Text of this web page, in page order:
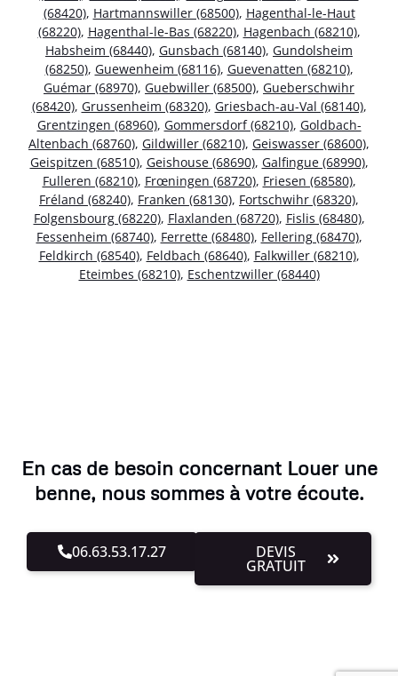
(68420), Hartmannswiller (68500), Hagenthal-le-Haut
(68220), Hagenthal-le-Bas (68220), Hagenbach (68210),
Habsheim (68440), Gunsbach (68140), Gundolsheim
(68250), Guewenheim (68116), Guevenatten (68210),
Guémar (68970), Guebwiller (68500), Gueberschwihr
(68420), Grussenheim (68320), Griesbach-au-Val (68140),
Grentzingen (68960), Gommersdorf (68210), Goldbach-
Altenbach (68760), Gildwiller (68210), Geiswasser (68600),
Geispitzen (68510), Geishouse (68690), Galfingue (68990),
Fulleren (68210), Frœningen (68720), Friesen (68580),
Fréland (68240), Franken (68130), Fortschwihr (68320),
Folgensbourg (68220), Flaxlanden (68720), Fislis (68480),
Fessenheim (68740), Ferrette (68480), Fellering (68470),
Feldkirch (68540), Feldbach (68640), Falkwiller (68210),
Eteimbes (68210), Eschentzwiller (68440)
En cas de besoin concernant Louer une
benne, nous sommes à votre écoute.
06.63.53.17.27 DEVIS
GRATUIT